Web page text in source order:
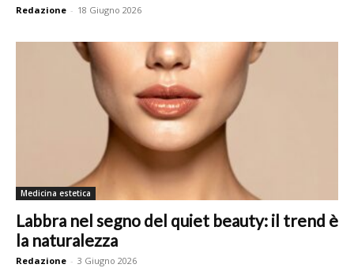
Redazione - 18 Giugno 2026
Medicina estetica
Labbra nel segno del quiet beauty: il trend è
la naturalezza
Redazione - 3 Giugno 2026